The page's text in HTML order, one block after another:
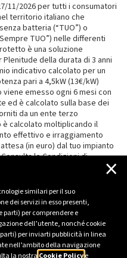
similari per il suo
dei servizi in esso presenti,
parti) per comprendere e
dell’utente, nonché cookie
per inviarti pubblicità in linea
nell’ambito della navigazione
la nostra Cookie Policye
×
11/2026 per tutti i consumatori
territorio italiano che
batteria (“TUO”) o
TUO”) nelle differenti
è una soluzione
della durata di 3 anni
indicativo calcolato per un
pari a 4,5kW (13€/kW)
emesso ogni 6 mesi con
ed è calcolato sulla base dei
da un ente terzo
calcolato moltiplicando il
effettivo e irraggiamento
(in euro) dal tuo impianto
leCondizioni di